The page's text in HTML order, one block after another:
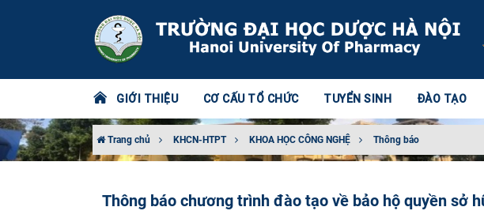
GIỚI THIỆU CƠ CẤU TỔ CHỨC TUYỂN SINH ĐÀO TẠO
Trang chủ KHCN-HTPT KHOA HỌC CÔNG NGHỆ Thông báo
Thông báo chương trình đào tạo về bảo hộ quyền sở